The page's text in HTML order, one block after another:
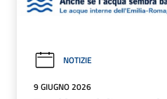
NOTIZIE
9 GIUGNO 2026